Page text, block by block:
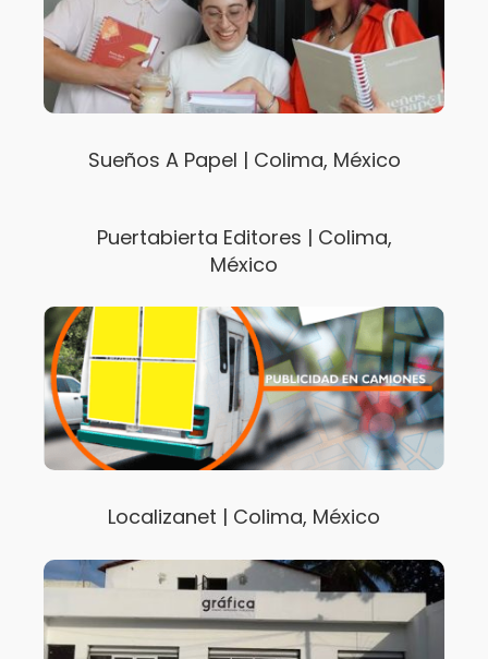
Sueños A Papel | Colima, México
Puertabierta Editores | Colima,
México
Localizanet | Colima, México